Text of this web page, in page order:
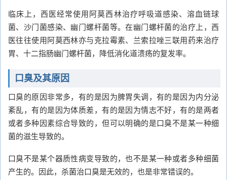
临床上，西医经常使用阿莫西林治疗呼吸道感染、溶血链球
菌、沙门菌感染、幽门螺杆菌等。在幽门螺杆菌的治疗上，西
医往往使用阿莫西林亦与克拉霉素、兰索拉唑三联用药来治疗
胃、十二指肠幽门螺杆菌，降低消化道溃疡的复发率。
口臭及其原因
口臭的原因非常多，有的是因为脾胃失调，有的是因为内分泌
紊乱，有的是因为体质差，有的是因为情志不好，有的是两者
或者多种因素综合导致的，但可以明确的是口臭不是某一种细
菌的滋生导致的。
口臭不是某个器质性病变导致的，也不是某一种或者多种细菌
产生的。因此，杀菌治口臭是无效的，也是非常错误的。